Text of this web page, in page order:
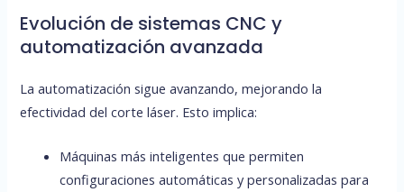
Evolución de sistemas CNC y
automatización avanzada
La automatización sigue avanzando, mejorando la
efectividad del corte láser. Esto implica:
Máquinas más inteligentes que permiten
configuraciones automáticas y personalizadas para